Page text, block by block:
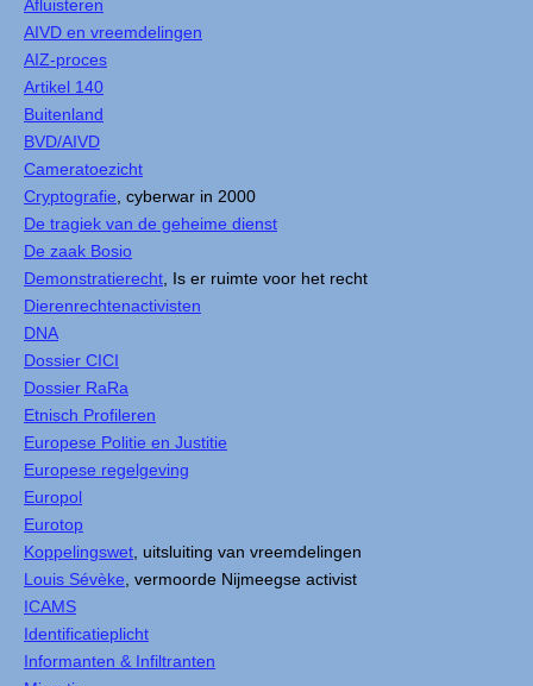
Afluisteren
AIVD en vreemdelingen
AIZ-proces
Artikel 140
Buitenland
BVD/AIVD
Cameratoezicht
Cryptografie , cyberwar in 2000
De tragiek van de geheime dienst
De zaak Bosio
Demonstratierecht , Is er ruimte voor het recht
Dierenrechtenactivisten
DNA
Dossier CICI
Dossier RaRa
Etnisch Profileren
Europese Politie en Justitie
Europese regelgeving
Europol
Eurotop
Koppelingswet , uitsluiting van vreemdelingen
Louis Sévèke , vermoorde Nijmeegse activist
ICAMS
Identificatieplicht
Informanten & Infiltranten